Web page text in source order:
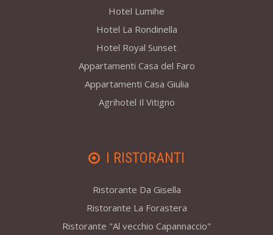
Hotel Lumihe
Hotel La Rondinella
Hotel Royal Sunset
Appartamenti Casa del Faro
Appartamenti Casa Giulia
Agrihotel Il Vitigno
I RISTORANTI
Ristorante Da Gisella
Ristorante La Forastera
Ristorante "Al vecchio Capannaccio"